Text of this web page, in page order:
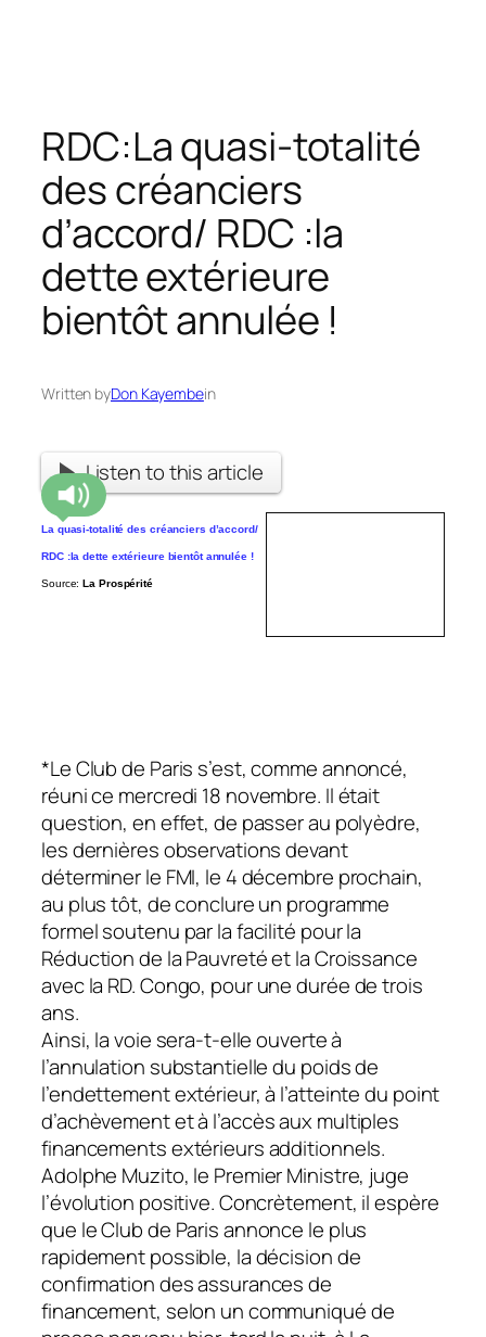
RDC:La quasi-totalité
des créanciers
d’accord/ RDC :la
dette extérieure
bientôt annulée !
Written byDon Kayembein
Listen to this article
La quasi-totalité des créanciers d’accord/
RDC :la dette extérieure bientôt annulée !
Source:La Prospérité
*Le Club de Paris s’est, comme annoncé,
réuni ce mercredi 18 novembre. Il était
question, en effet, de passer au polyèdre,
les dernières observations devant
déterminer le FMI, le 4 décembre prochain,
au plus tôt, de conclure un programme
formel soutenu par la facilité pour la
Réduction de la Pauvreté et la Croissance
avec la RD. Congo, pour une durée de trois
ans.
Ainsi, la voie sera-t-elle ouverte à
l’annulation substantielle du poids de
l’endettement extérieur, à l’atteinte du point
d’achèvement et à l’accès aux multiples
financements extérieurs additionnels.
Adolphe Muzito, le Premier Ministre, juge
l’évolution positive. Concrètement, il espère
que le Club de Paris annonce le plus
rapidement possible, la décision de
confirmation des assurances de
financement, selon un communiqué de